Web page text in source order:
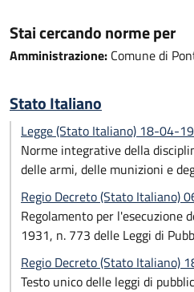
Stai cercando norme per
Amministrazione: Comune di
Stato Italiano
Legge (Stato Italiano) 18-04-
Norme integrative della
delle armi, delle munizioni e
Regio Decreto (Stato Italiano)
Regolamento per l'esecuzione
1931, n. 773 delle Leggi di
Regio Decreto (Stato Italiano)
Testo unico delle leggi di